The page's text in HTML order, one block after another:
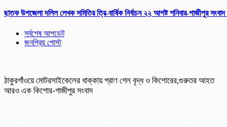
ছাতক উপজেলা দলিল লেখক সমিতির ত্রি-বার্ষিক নির্বাচন ২২ আগষ্ট শনিবার-গাজীপুর সংবাদ
সর্বশেষ আপডেট
জনপ্রিয় পোস্ট
ঠাকুরগাঁওয়ে মোটরসাইকেলের ধাক্কায় প্রাণ গেল বৃদ্ধ ও কিশোরের,গুরুতর আহত
আরও এক কিশোর-গাজীপুর সংবাদ